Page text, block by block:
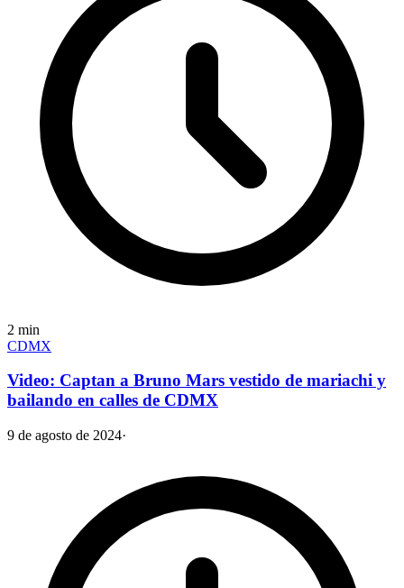
2 min
CDMX
Video: Captan a Bruno Mars vestido de mariachi y
bailando en calles de CDMX
9 de agosto de 2024·